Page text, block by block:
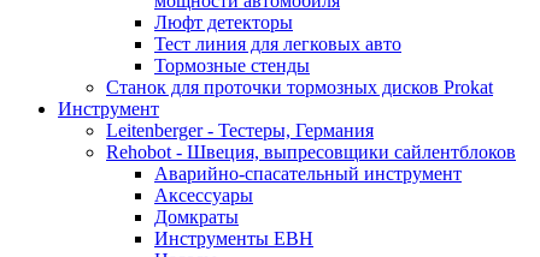
Люфт детекторы
Тест линия для легковых авто
Тормозные стенды
Станок для проточки тормозных дисков Prokat
Инструмент
Leitenberger - Тестеры, Германия
Rehobot - Швеция, выпресовщики сайлентблоков
Аварийно-спасательный инструмент
Аксессуары
Домкраты
Инструменты EBH